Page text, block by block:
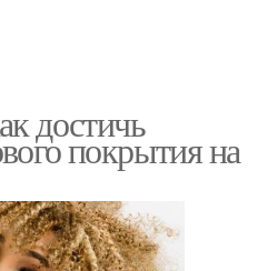
достичь
покрытия на